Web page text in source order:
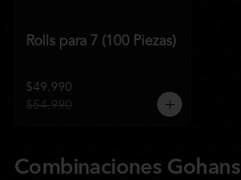
Rolls para 7 (100 Piezas)
$49.990
$54.990
Combinaciones Gohans